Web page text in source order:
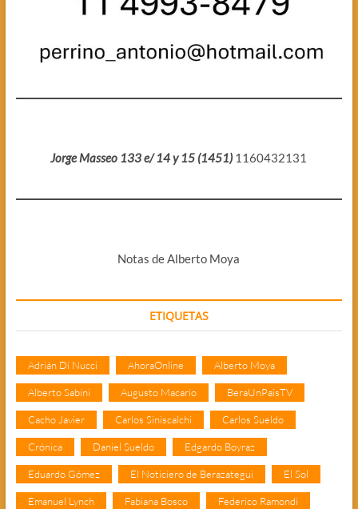
Jorge Masseo 133 e/ 14 y 15 (1451) 1160432131
Notas de Alberto Moya
ETIQUETAS
Adrián Di Nucci AhoraOnline Alberto Moya
Alberto Sabini Augusto Macario BeraUnPaisTV
Cacho Javier Carlos Siniscalchi Carlos Sueldo
Crónica Daniel Sueldo Edgardo Boyraz
Eduardo Gómez El Noticiero de Berazategui El Sol
Emanuel Lynch Fabiana Bosco Federico Ramondi